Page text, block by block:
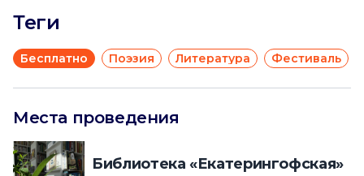
Теги
Бесплатно Поэзия Литература Фестиваль
Места проведения
Библиотека «Екатерингофская»